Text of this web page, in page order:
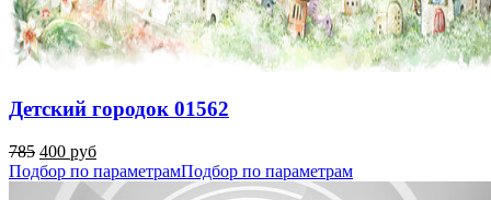
Детский городок 01562
785 400 руб
Подбор по параметрамПодбор по параметрам